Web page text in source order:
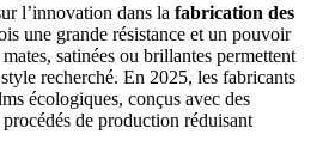
l’innovation dans la fabrication des
une grande résistance et un pouvoir
satinées ou brillantes permettent
recherché. En 2025, les fabricants
écologiques, conçus avec des
de production réduisant